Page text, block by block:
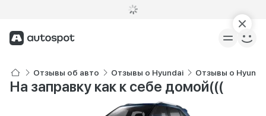
Отзывы об авто Отзывы о Hyundai Отзывы о
На заправку как к себе домой(((